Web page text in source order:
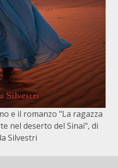
e il romanzo "La ragazza
nel deserto del Sinai", di
Silvestri